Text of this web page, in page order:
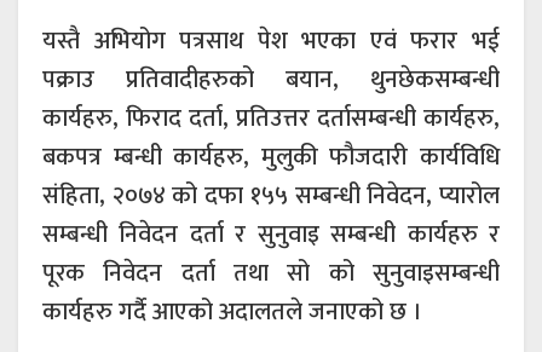
यस्तै अभियोग पत्रसाथ पेश भएका एवं फरार भई
पक्राउ प्रतिवादीहरुको बयान, थुनछेकसम्बन्धी
कार्यहरु, फिराद दर्ता, प्रतिउत्तर दर्तासम्बन्धी कार्यहरु,
बकपत्र म्बन्धी कार्यहरु, मुलुकी फौजदारी कार्यविधि
संहिता, २०७४ को दफा १५५ सम्बन्धी निवेदन, प्यारोल
सम्बन्धी निवेदन दर्ता र सुनुवाइ सम्बन्धी कार्यहरु र
पूरक निवेदन दर्ता तथा सो को सुनुवाइसम्बन्धी
कार्यहरु गर्दै आएको अदालतले जनाएको छ ।